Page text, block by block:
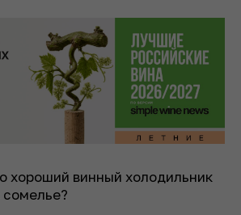
хороший винный холодильник